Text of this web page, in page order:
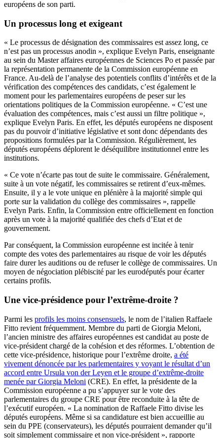
européens de son parti.
Un processus long et exigeant
« Le processus de désignation des commissaires est assez long, ce
n’est pas un processus anodin », explique Evelyn Paris, enseignante
au sein du Master affaires européennes de Sciences Po et passée par
la représentation permanente de la Commission européenne en
France. Au-delà de l’analyse des potentiels conflits d’intérêts et de la
vérification des compétences des candidats, c’est également le
moment pour les parlementaires européens de peser sur les
orientations politiques de la Commission européenne. « C’est une
évaluation des compétences, mais c’est aussi un filtre politique »,
explique Evelyn Paris. En effet, les députés européens ne disposent
pas du pouvoir d’initiative législative et sont donc dépendants des
propositions formulées par la Commission. Régulièrement, les
députés européens déplorent le déséquilibre institutionnel entre les
institutions.
« Ce vote n’écarte pas tout de suite le commissaire. Généralement,
suite à un vote négatif, les commissaires se retirent d’eux-mêmes.
Ensuite, il y a le vote unique en plénière à la majorité simple qui
porte sur la validation du collège des commissaires », rappelle
Evelyn Paris. Enfin, la Commission entre officiellement en fonction
après un vote à la majorité qualifiée des chefs d’Etat et de
gouvernement.
Par conséquent, la Commission européenne est incitée à tenir
compte des votes des parlementaires au risque de voir les députés
faire durer les auditions ou de refuser le collège de commissaires. Un
moyen de négociation plébiscité par les eurodéputés pour écarter
certains profils.
Une vice-présidence pour l’extrême-droite ?
Parmi les profils les moins consensuels, le nom de l’italien Raffaele
Fitto revient fréquemment. Membre du parti de Giorgia Meloni,
l’ancien ministre des affaires européennes est candidat au poste de
vice-président chargé de la cohésion et des réformes. L’obtention de
cette vice-présidence, historique pour l’extrême droite, a été
vivement dénoncée par les parlementaires y voyant le résultat d’un
accord entre Ursula von der Leyen et le groupe d’extrême-droite
menée par Giorgia Meloni (CRE). En effet, la présidente de la
Commission européenne a pu s’appuyer sur le vote des
parlementaires du groupe CRE pour être reconduite à la tête de
l’exécutif européen. « La nomination de Raffaele Fitto divise les
députés européens. Même si sa candidature est bien accueillie au
sein du PPE (conservateurs), les députés pourraient demander qu’il
soit simplement commissaire et non vice-président », rapporte